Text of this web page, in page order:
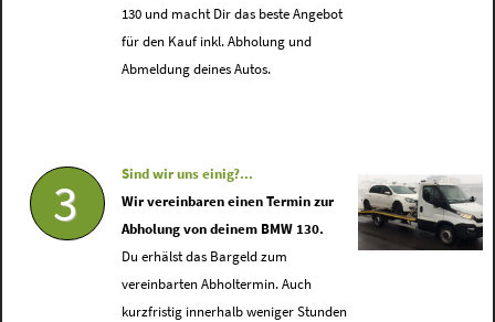
130 und macht Dir das beste Angebot
für den Kauf inkl. Abholung und
Abmeldung deines Autos.
3
Sind wir uns einig?...
Wir vereinbaren einen Termin zur
Abholung von deinem BMW 130.
Du erhälst das Bargeld zum
vereinbarten Abholtermin. Auch
kurzfristig innerhalb weniger Stunden